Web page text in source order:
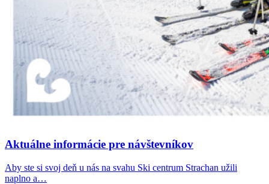
Aktuálne informácie pre návštevníkov
Aby ste si svoj deň u nás na svahu Ski centrum Strachan užili
naplno a…